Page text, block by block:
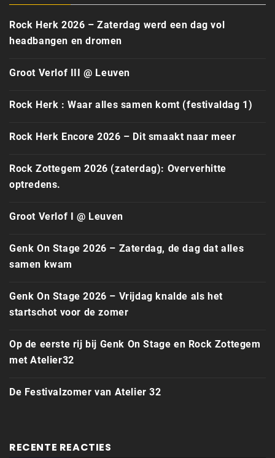
Rock Herk 2026 – Zaterdag werd een dag vol
headbangen en dromen
Groot Verlof III @ Leuven
Rock Herk : Waar alles samen komt (festivaldag 1)
Rock Herk Encore 2026 – Dit smaakt naar meer
Rock Zottegem 2026 (zaterdag): Oververhitte
optredens.
Groot Verlof I @ Leuven
Genk On Stage 2026 – Zaterdag, de dag dat alles
samen kwam
Genk On Stage 2026 – Vrijdag knalde als het
startschot voor de zomer
Op de eerste rij bij Genk On Stage en Rock Zottegem
met Atelier32
De Festivalzomer van Atelier 32
RECENTE REACTIES